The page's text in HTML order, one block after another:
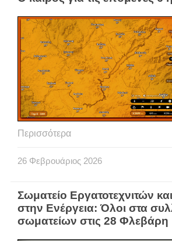
Περισσότερα
26 Φεβρουάριος 2026
Σωματείο Εργατοτεχνιτών
στην Ενέργεια: Όλοι στα
σωματείων στις 28 Φλεβάρη